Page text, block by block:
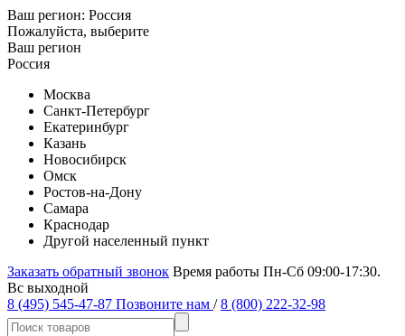
Ваш регион: Россия
Пожалуйста, выберите
Ваш регион
Россия
Москва
Санкт-Петербург
Екатеринбург
Казань
Новосибирск
Омск
Ростов-на-Дону
Самара
Краснодар
Другой населенный пункт
Заказать обратный звонок Время работы Пн-Сб 09:00-17:30.
Вс выходной
8 (495) 545-47-87 Позвоните нам / 8 (800) 222-32-98